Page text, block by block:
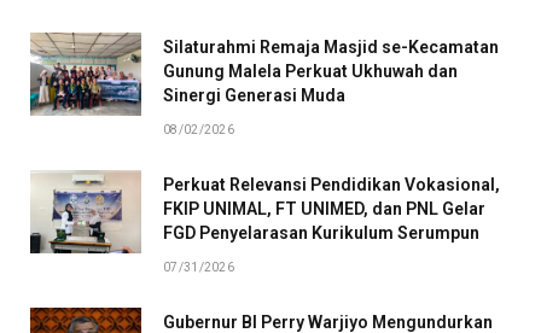
Silaturahmi Remaja Masjid se-Kecamatan
Gunung Malela Perkuat Ukhuwah dan
Sinergi Generasi Muda
08/02/2026
Perkuat Relevansi Pendidikan Vokasional,
FKIP UNIMAL, FT UNIMED, dan PNL Gelar
FGD Penyelarasan Kurikulum Serumpun
07/31/2026
Gubernur BI Perry Warjiyo Mengundurkan